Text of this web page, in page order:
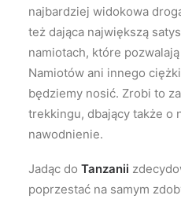
najbardziej widokowa
też dająca największą
namiotach, które
Namiotów ani innego
będziemy nosić. Zrobi to
trekkingu, dbający także o
nawodnienie.
Jadąc do Tanzanii
poprzestać na samym